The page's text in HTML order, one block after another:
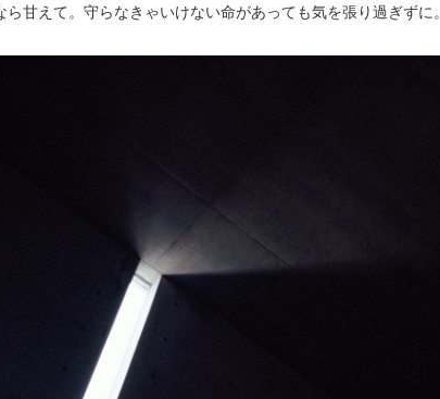
甘えて。守らなきゃいけない命があっても気を張り過ぎずに。